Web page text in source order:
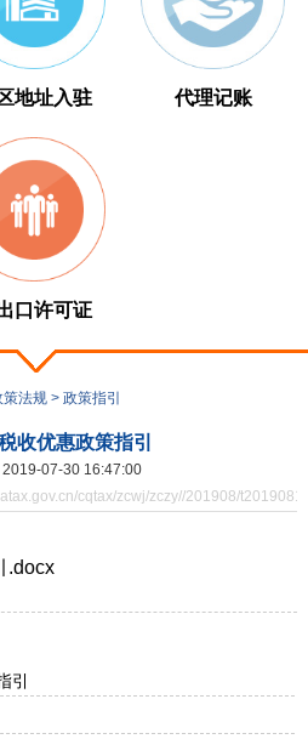
地址入驻 代理记账
口许可证
策法规> 政策指引
收优惠政策指引
2019-07-30 16:47:00
cqtax/zcwj/zczy//201908/
.docx
引